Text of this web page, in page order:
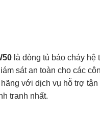
là dòng tủ báo cháy
sát an toàn cho các
với dịch vụ hỗ trợ
tranh nhất.